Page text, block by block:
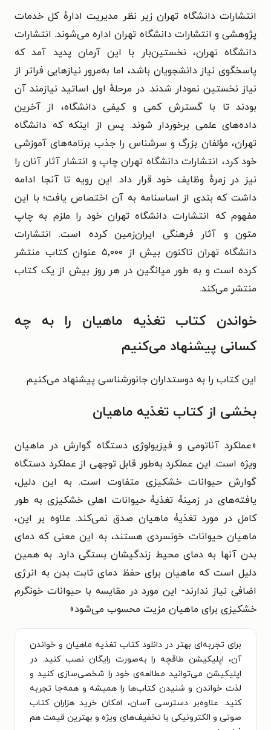
انتشارات دانشگاه تهران زیر نظر مدیریت ادارهٔ کل خدمات
پژوهشی و انتشارات دانشگاه تهران اداره می‌شوند. انتشارات
دانشگاه تهران، نخستین‌بار با این آرمان پدید آمد که
پاسخگوی نیاز دانشجویان باشد، اما به‌مرور نیازهایی فراتر از
نیاز نخستین نمودار شدند. در مرحلهٔ اول اساتید نیازمند آن
بودند تا با گسترش کمی و کیفی دانشگاه، از آخرین
داده‌های علمی برخوردار شوند. پس از اینکه که دانشگاه
تهران، مؤلفان بزرگ و سرشناس را جذب برنامه‌های آموزشی
خود کرد، انتشارات دانشگاه تهران چاپ و انتشار آثار آنان را
نیز در زمرهٔ وظایف خود قرار داد. این رویه تا آنجا ادامه
داشت که بندی از اساسنامه به آن اختصاص یافت؛ با این
مفهوم که انتشارات دانشگاه تهران خود را ملزم به چاپ
متون و آثار فرهنگی ایران‌زمین کرده است. انتشارات
دانشگاه تهران تاکنون بیش از ۵٬۰۰۰ عنوان کتاب منتشر
کرده است و به طور میانگین در هر روز بیش از یک کتاب
منتشر می‌کند.
خواندن کتاب تغذیه ماهیان را به چه
کسانی پیشنهاد می‌کنیم
این کتاب را به دوستداران جانورشناسی پیشنهاد می‌کنیم.
بخشی از کتاب تغذیه ماهیان
«عملکرد آناتومی و فیزیولوژی دستگاه گوارش در ماهیان
ویژه است. این عملکرد به‌طور قابل توجهی از عملکرد دستگاه
گوارش حیوانات خشکیزی متفاوت است. به این دلیل،
یافته‌های در زمینۀ تغذیۀحیوانات اهلی خشکیزی به طور
کامل در مورد تغذیۀ ماهیان صدق نمی‌کند. علاوه بر این،
ماهیانحیوانات خونسردی هستند، به این معنی که دمای
بدن آنها به دمای محیط زندگیشان بستگی دارد. به همین
دلیل است که ماهیان برای حفظ دمای ثابت بدن به انرژی
اضافی نیاز ندارند- این مورد در مقایسه با حیوانات خونگرم
خشکیزی برای ماهیان مزیت محسوب می‌شود»
برای تجربه‌ای بهتر در دانلود کتاب تغذیه ماهیان و خواندن
آن، اپلیکیشن طاقچه را به‌صورت رایگان نصب کنید. در
اپلیکیشن می‌توانید مطالعه‌ی خود را شخصی‌سازی کنید و
لذت خواندن و شنیدن کتاب‌ها را همیشه و همه‌جا تجربه
کنید. علاوه‌بر دسترسی آسان، امکان خرید هزاران کتاب
صوتی و الکترونیکی با تخفیف‌های ویژه و بهترین قیمت هم